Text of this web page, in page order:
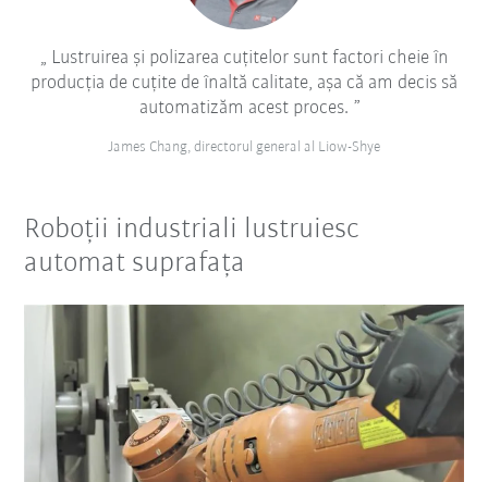
Lustruirea și polizarea cuțitelor sunt factori cheie în
producția de cuțite de înaltă calitate, așa că am decis să
automatizăm acest proces.
James Chang, directorul general al Liow-Shye
Roboții industriali lustruiesc
automat suprafața